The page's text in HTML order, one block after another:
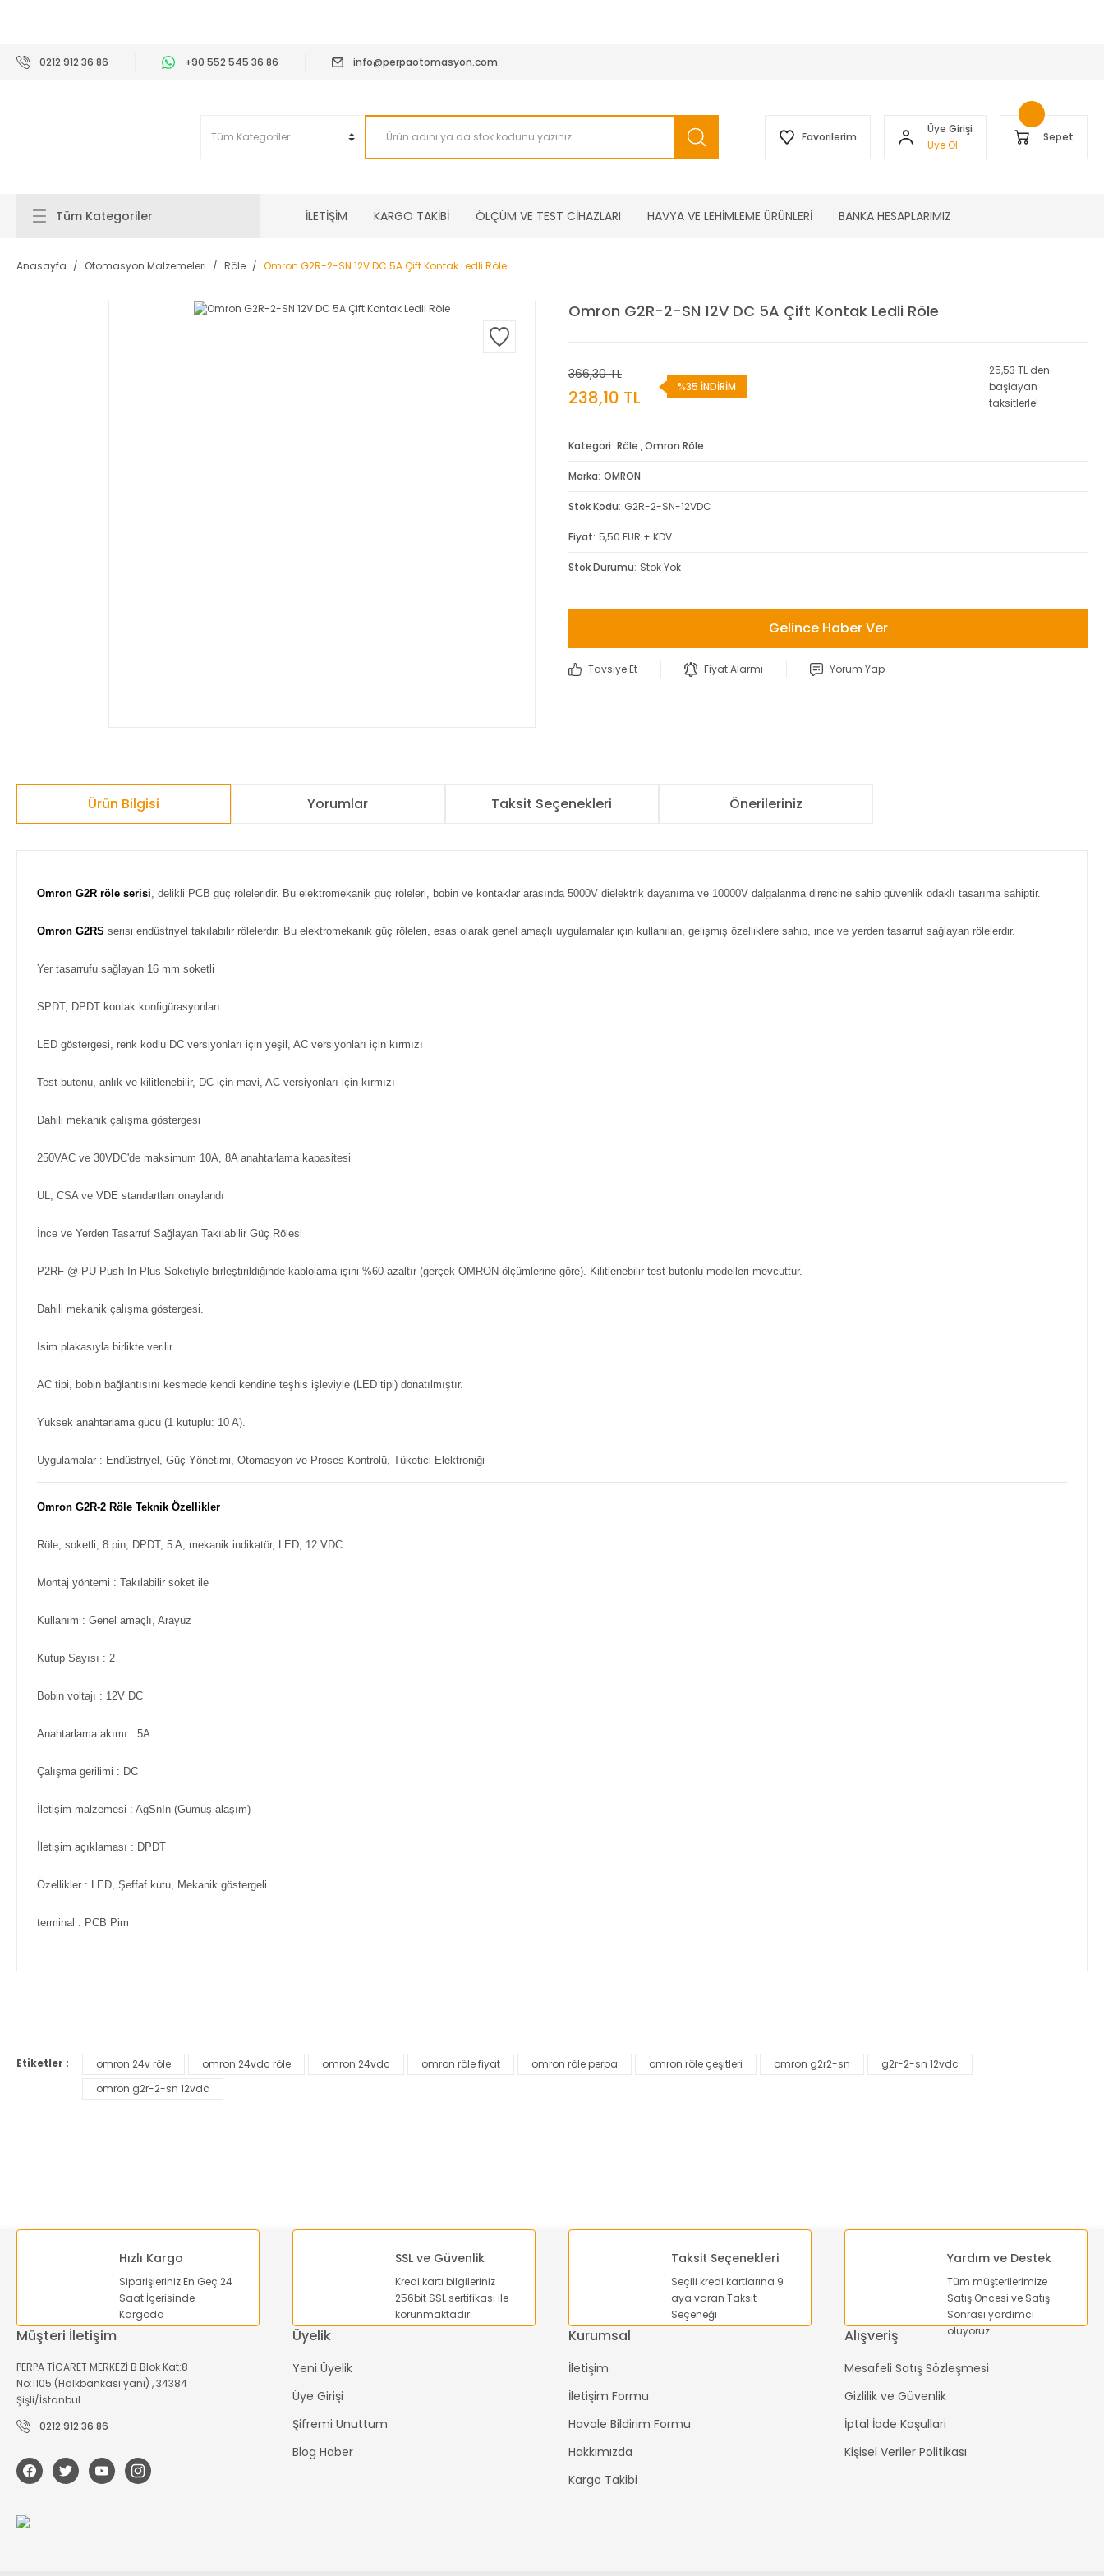
0212 912 36 86 +90 552 545 36 86 info@perpaotomasyon.com
Favorilerim
Üye Girişi
Üye Ol
Sepet
Tüm Kategoriler İLETİŞİM KARGO TAKİBİ ÖLÇÜM VE TEST CİHAZLARI HAVYA VE LEHİMLEME ÜRÜNLERİ BANKA HESAPLARIMIZ
Anasayfa Otomasyon Malzemeleri Röle Omron G2R-2-SN 12V DC 5A Çift Kontak Ledli Röle
Omron G2R-2-SN 12V DC 5A Çift Kontak Ledli Röle
366,30 TL
238,10 TL %35 İNDİRİM
25,53 TL den
başlayan
taksitlerle!
Kategori Röle ,Omron Röle
Marka OMRON
Stok Kodu G2R-2-SN-12VDC
Fiyat 5,50 EUR + KDV
Stok Durumu Stok Yok
Gelince Haber Ver
Tavsiye Et Fiyat Alarmı Yorum Yap
Ürün Bilgisi Yorumlar Taksit Seçenekleri Önerileriniz
Omron G2R röle serisi, delikli PCB güç röleleridir. Bu elektromekanik güç röleleri, bobin ve kontaklar arasında 5000V dielektrik dayanıma ve 10000V dalgalanma direncine sahip güvenlik odaklı tasarıma sahiptir.
Omron G2RS serisi endüstriyel takılabilir rölelerdir. Bu elektromekanik güç röleleri, esas olarak genel amaçlı uygulamalar için kullanılan, gelişmiş özelliklere sahip, ince ve yerden tasarruf sağlayan rölelerdir.
Yer tasarrufu sağlayan 16 mm soketli
SPDT, DPDT kontak konfigürasyonları
LED göstergesi, renk kodlu DC versiyonları için yeşil, AC versiyonları için kırmızı
Test butonu, anlık ve kilitlenebilir, DC için mavi, AC versiyonları için kırmızı
Dahili mekanik çalışma göstergesi
250VAC ve 30VDC'de maksimum 10A, 8A anahtarlama kapasitesi
UL, CSA ve VDE standartları onaylandı
İnce ve Yerden Tasarruf Sağlayan Takılabilir Güç Rölesi
P2RF-@-PU Push-In Plus Soketiyle birleştirildiğinde kablolama işini %60 azaltır (gerçek OMRON ölçümlerine göre). Kilitlenebilir test butonlu modelleri mevcuttur.
Dahili mekanik çalışma göstergesi.
İsim plakasıyla birlikte verilir.
AC tipi, bobin bağlantısını kesmede kendi kendine teşhis işleviyle (LED tipi) donatılmıştır.
Yüksek anahtarlama gücü (1 kutuplu: 10 A).
Uygulamalar : Endüstriyel, Güç Yönetimi, Otomasyon ve Proses Kontrolü, Tüketici Elektroniği
Omron G2R-2 Röle Teknik Özellikler
Röle, soketli, 8 pin, DPDT, 5 A, mekanik indikatör, LED, 12 VDC
Montaj yöntemi : Takılabilir soket ile
Kullanım : Genel amaçlı, Arayüz
Kutup Sayısı : 2
Bobin voltajı : 12V DC
Anahtarlama akımı : 5A
Çalışma gerilimi : DC
İletişim malzemesi : AgSnIn (Gümüş alaşım)
İletişim açıklaması : DPDT
Özellikler : LED, Şeffaf kutu, Mekanik göstergeli
terminal : PCB Pim
Ürün resmi kalitesiz, bozuk veya görüntülenemiyor.
Ürün açıklamasında eksik bilgiler bulunuyor.
Etiketler : omron 24v röle omron 24vdc röle omron 24vdc omron röle fiyat omron röle perpa omron röle çeşitleri omron g2r2-sn
g2r-2-sn 12vdc
omron g2r-2-sn 12vdc
Hızlı Kargo
Siparişleriniz En Geç 24
Saat İçerisinde
Kargoda
SSL ve Güvenlik
Kredi kartı bilgileriniz
256bit SSL sertifikası ile
korunmaktadır.
Taksit Seçenekleri
Seçili kredi kartlarına 9
aya varan Taksit
Seçeneği
Yardım ve Destek
Tüm müşterilerimize
Satış Öncesi ve Satış
Sonrası yardımcı
oluyoruz
Müşteri İletişim
PERPA TİCARET MERKEZİ B Blok Kat:8
No:1105 (Halkbankası yanı) , 34384
Şişli/İstanbul
0212 912 36 86
Üyelik
Yeni Üyelik
Üye Girişi
Şifremi Unuttum
Blog Haber
Kurumsal
İletişim
İletişim Formu
Havale Bildirim Formu
Hakkımızda
Kargo Takibi
Alışveriş
Mesafeli Satış Sözleşmesi
Gizlilik ve Güvenlik
İptal İade Koşullari
Kişisel Veriler Politikası